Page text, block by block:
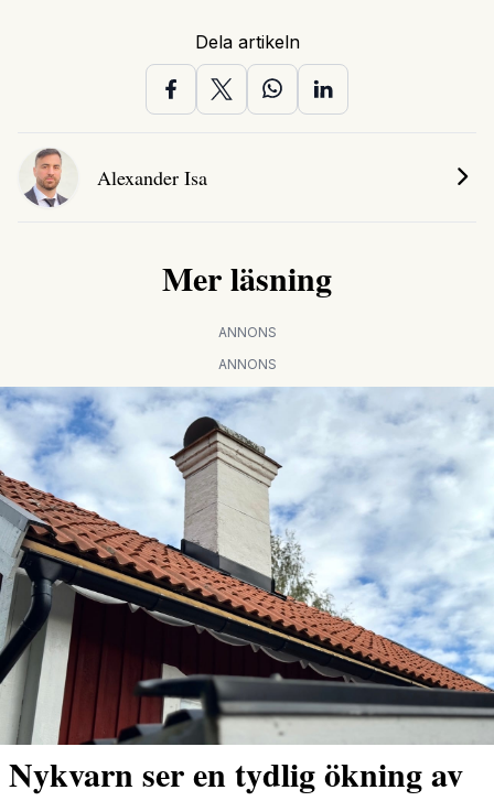
Dela artikeln
Alexander Isa
Mer läsning
ANNONS
ANNONS
Nykvarn ser en tydlig ökning av